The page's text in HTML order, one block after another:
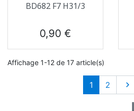
BD682 F7 H31/3
Prix
0,90 €
Affichage 1-12 de 17 article(s)
1 2 